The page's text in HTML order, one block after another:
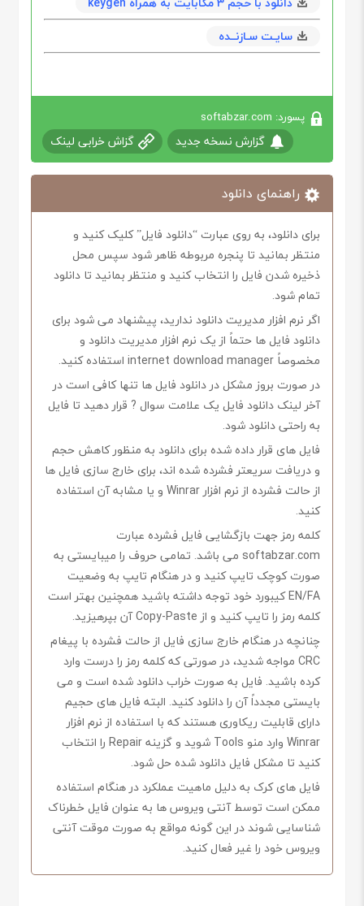
سایـت سـازنــده
پسورد: softabzar.com
گزارش نسخه جدید گزاش خرابی لینک
راهنمای دانلود
برای دانلود، به روی عبارت “دانلود فایل” کلیک کنید و
منتظر بمانید تا پنجره مربوطه ظاهر شود سپس محل
ذخیره شدن فایل را انتخاب کنید و منتظر بمانید تا دانلود
تمام شود.
اگر نرم افزار مدیریت دانلود ندارید، پیشنهاد می شود برای
دانلود فایل ها حتماً از یک نرم افزار مدیریت دانلود و
مخصوصاً internet download manager استفاده کنید.
در صورت بروز مشکل در دانلود فایل ها تنها کافی است در
آخر لینک دانلود فایل یک علامت سوال ? قرار دهید تا فایل
به راحتی دانلود شود.
فایل های قرار داده شده برای دانلود به منظور کاهش حجم
و دریافت سریعتر فشرده شده اند، برای خارج سازی فایل ها
از حالت فشرده از نرم افزار Winrar و یا مشابه آن استفاده
کنید.
کلمه رمز جهت بازگشایی فایل فشرده عبارت
softabzar.com می باشد. تمامی حروف را میبایستی به
صورت کوچک تایپ کنید و در هنگام تایپ به وضعیت
EN/FA کیبورد خود توجه داشته باشید همچنین بهتر است
کلمه رمز را تایپ کنید و از Copy-Paste آن بپرهیزید.
چنانچه در هنگام خارج سازی فایل از حالت فشرده با پیغام
CRC مواجه شدید، در صورتی که کلمه رمز را درست وارد
کرده باشید. فایل به صورت خراب دانلود شده است و می
بایستی مجدداً آن را دانلود کنید. البته فایل های حجیم
دارای قابلیت ریکاوری هستند که با استفاده از نرم افزار
Winrar وارد منو Tools شوید و گزینه Repair را انتخاب
کنید تا مشکل فایل دانلود شده حل شود.
فایل های کرک به دلیل ماهیت عملکرد در هنگام استفاده
ممکن است توسط آنتی ویروس ها به عنوان فایل خطرناک
شناسایی شوند در این گونه مواقع به صورت موقت آنتی
ویروس خود را غیر فعال کنید.